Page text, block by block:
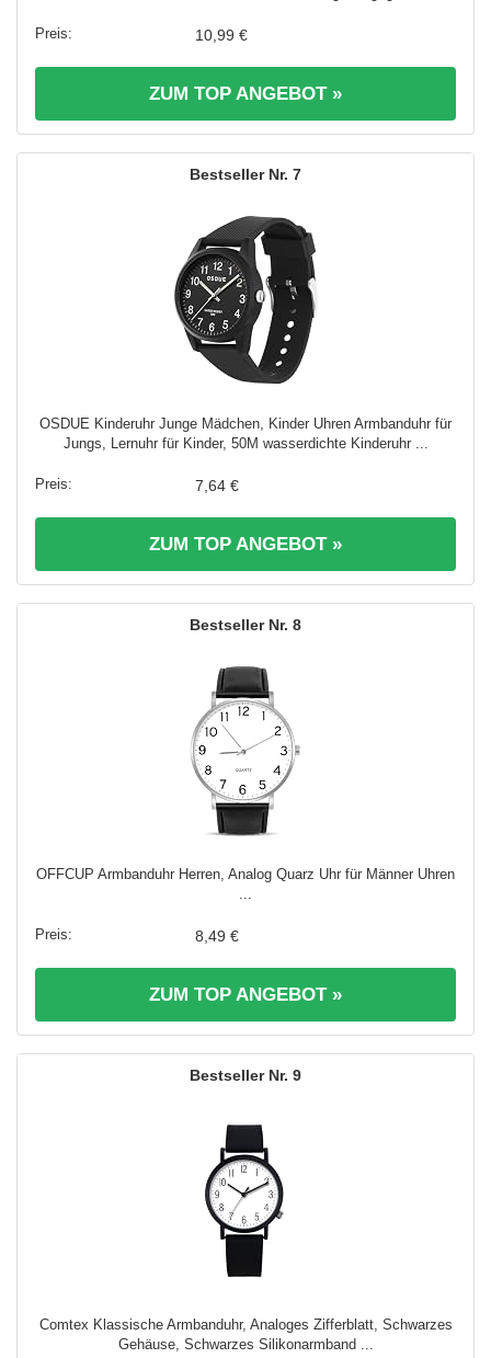
10,99 €
ZUM TOP ANGEBOT »
7
OSDUE Kinderuhr Junge Mädchen, Kinder Uhren Armbanduhr für
Jungs, Lernuhr für Kinder, 50M wasserdichte Kinderuhr ...
7,64 €
ZUM TOP ANGEBOT »
8
OFFCUP Armbanduhr Herren, Analog Quarz Uhr für Männer Uhren
8,49 €
ZUM TOP ANGEBOT »
9
Comtex Klassische Armbanduhr, Analoges Zifferblatt, Schwarzes
Gehäuse, Schwarzes Silikonarmband ...